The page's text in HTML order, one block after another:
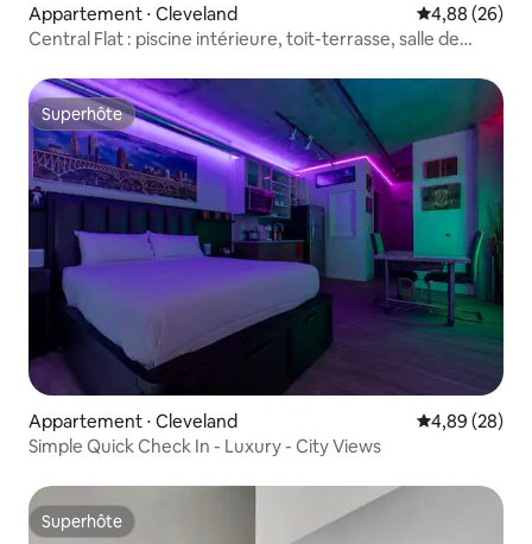
Appartement ⋅ Cleveland Évaluation
4,88 (26)
Central Flat : piscine intérieure, toit-terrasse, salle de
Superhôte
Superhôte
Appartement ⋅ Cleveland Évaluation
4,89 (28)
Simple Quick Check In - Luxury - City Views
Superhôte
Superhôte